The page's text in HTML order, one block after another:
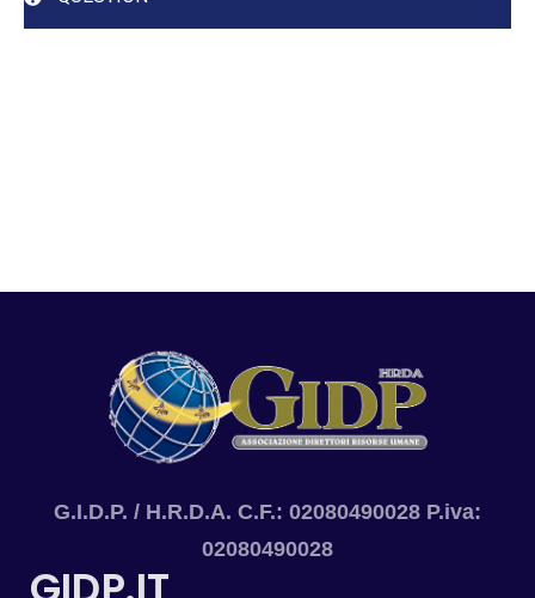
G.I.D.P. / H.R.D.A. C.F.: 02080490028 P.iva:
02080490028